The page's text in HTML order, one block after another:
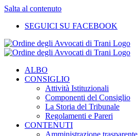
Salta al contenuto
SEGUICI SU FACEBOOK
ALBO
CONSIGLIO
Attività Istituzionali
Componenti del Consiglio
La Storia del Tribunale
Regolamenti e Pareri
CONTENUTI
Amministrazione trasparente